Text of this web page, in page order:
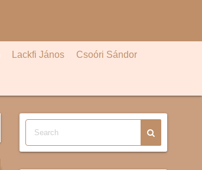
Lackfi János Csoóri Sándor